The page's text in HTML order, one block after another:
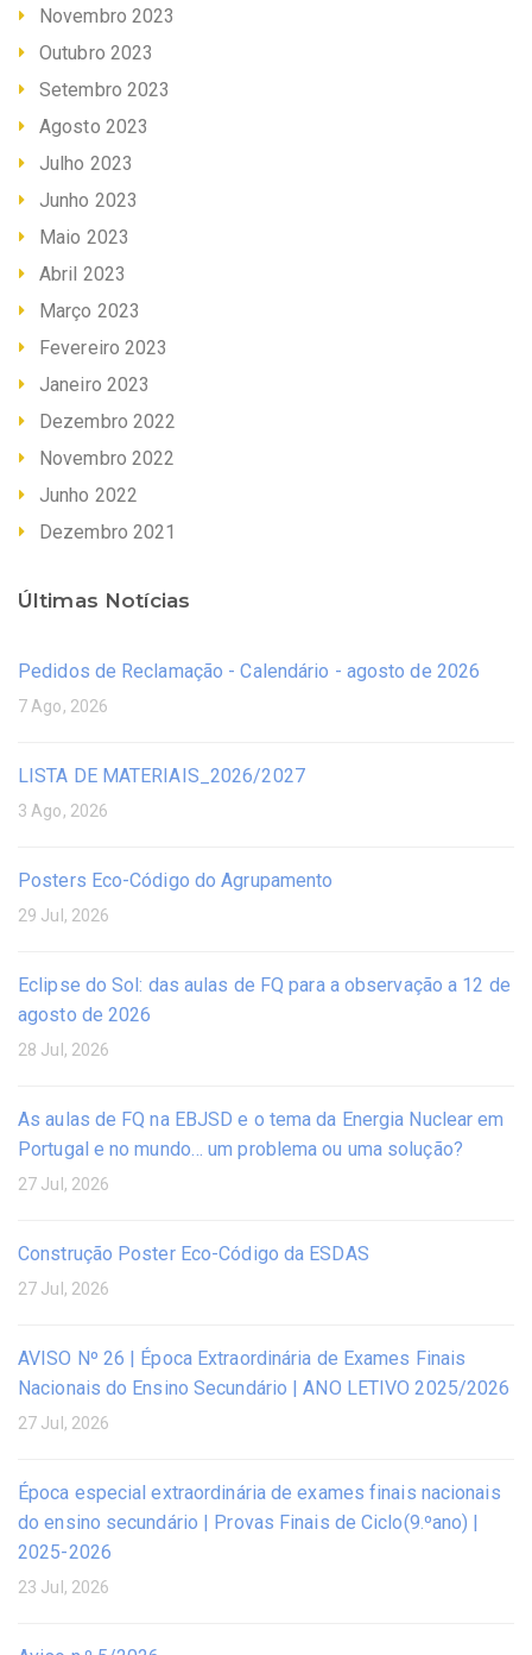
Novembro 2023
Outubro 2023
Setembro 2023
Agosto 2023
Julho 2023
Junho 2023
Maio 2023
Abril 2023
Março 2023
Fevereiro 2023
Janeiro 2023
Dezembro 2022
Novembro 2022
Junho 2022
Dezembro 2021
Últimas Notícias
Pedidos de Reclamação - Calendário - agosto de 2026
7 Ago, 2026
LISTA DE MATERIAIS_2026/2027
3 Ago, 2026
Posters Eco-Código do Agrupamento
29 Jul, 2026
Eclipse do Sol: das aulas de FQ para a observação a 12 de
agosto de 2026
28 Jul, 2026
As aulas de FQ na EBJSD e o tema da Energia Nuclear em
Portugal e no mundo… um problema ou uma solução?
27 Jul, 2026
Construção Poster Eco-Código da ESDAS
27 Jul, 2026
AVISO Nº 26 | Época Extraordinária de Exames Finais
Nacionais do Ensino Secundário | ANO LETIVO 2025/2026
27 Jul, 2026
Época especial extraordinária de exames finais nacionais
do ensino secundário | Provas Finais de Ciclo(9.ºano) |
2025-2026
23 Jul, 2026